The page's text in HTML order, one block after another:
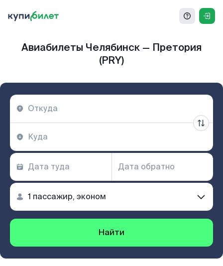
Авиабилеты Челябинск — Претория
(PRY)
Найти